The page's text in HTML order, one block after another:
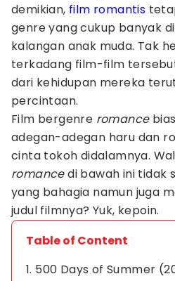
demikian, film romantis
genre yang cukup banyak
kalangan anak muda. Tak
terkadang film-film
dari kehidupan mereka
percintaan.
Film bergenre romance
adegan-adegan haru dan
cinta tokoh didalamnya.
romancedi bawah ini tidak
yang bahagia namun juga
judul filmnya? Yuk, kepoin.
Table of Content
1. 500 Days of Summer